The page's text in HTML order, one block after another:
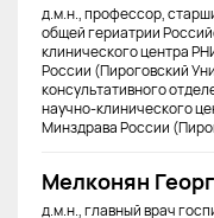
д.м.н., профессор,
общей гериатрии
клинического центра
России (Пироговский
консультативного
научно-клинического
Минздрава России
Мелконян
д.м.н., главный врач